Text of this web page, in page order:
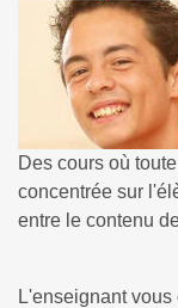
Des cours où
concentrée sur
entre le contenu
L'enseignant